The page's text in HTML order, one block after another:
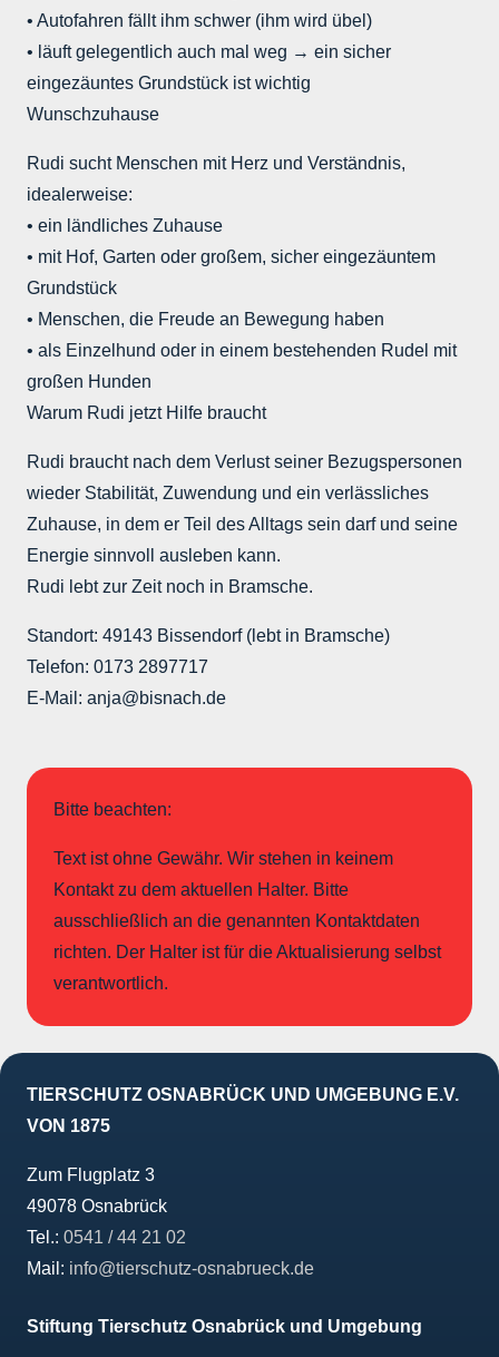
• Autofahren fällt ihm schwer (ihm wird übel)
• läuft gelegentlich auch mal weg → ein sicher
eingezäuntes Grundstück ist wichtig
Wunschzuhause
Rudi sucht Menschen mit Herz und Verständnis,
idealerweise:
• ein ländliches Zuhause
• mit Hof, Garten oder großem, sicher eingezäuntem
Grundstück
• Menschen, die Freude an Bewegung haben
• als Einzelhund oder in einem bestehenden Rudel mit
großen Hunden
Warum Rudi jetzt Hilfe braucht
Rudi braucht nach dem Verlust seiner Bezugspersonen
wieder Stabilität, Zuwendung und ein verlässliches
Zuhause, in dem er Teil des Alltags sein darf und seine
Energie sinnvoll ausleben kann.
Rudi lebt zur Zeit noch in Bramsche.
Standort: 49143 Bissendorf (lebt in Bramsche)
Telefon: 0173 2897717
E-Mail: anja@bisnach.de
Bitte beachten:
Text ist ohne Gewähr. Wir stehen in keinem
Kontakt zu dem aktuellen Halter. Bitte
ausschließlich an die genannten Kontaktdaten
richten. Der Halter ist für die Aktualisierung selbst
verantwortlich.
TIERSCHUTZ OSNABRÜCK UND UMGEBUNG E.V.
VON 1875
Zum Flugplatz 3
49078 Osnabrück
Tel.: 0541 / 44 21 02
Mail: info@tierschutz-osnabrueck.de
Stiftung Tierschutz Osnabrück und Umgebung